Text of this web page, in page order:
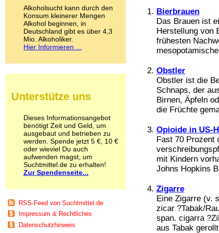
Bierbrauen
Das Brauen ist
Herstellung von
frühesten
Obstler
Obstler ist die
Schnaps, der
Birnen, Äpfeln
die Früchte
Opioide in US-
Fast 70 Prozent
mit Kindern
Johns Hopkins
Zigarre
Eine Zigarre (v.
zicar ?Tabak/
span. cigarra
aus Tabak
LSD
Marihuana
Medikamente
Meskalin
Metamphetamin
Methadon
Pilze
Psychopharmaka
Schlafmittel
Schmerzmittel
Schnüffelstoffe
Spice
Sucht / Süchte
Alkoholsucht
Co-Abhängigkeit
Computersucht
Ess-Brechsucht
Essstörungen
Fernsehsucht
Alkoholsucht kann durch den
Konsum kleinerer Mengen
Alkohol beginnen, in
Deutschland gibt es über 4,3
Mio. Alkoholiker.
Hier Informieren ...
Unterstütze uns
Dieses Informationsangebot
benötigt Zeit und Geld, um
ausgebaut und betrieben zu
werden. Spende jetzt 5 €, 10 €
oder wieviel Du auch
aufwenden magst, um
Suchtmittel.de zu erhalten!
Zur Spendenseite...
RSS-Feed von Suchtmittel.de
Impressum & Rechtliches
Datenschutzhinweis